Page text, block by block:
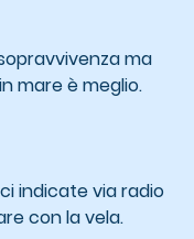
ma
mare è meglio.
indicate via radio
con la vela.